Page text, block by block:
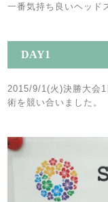
一番気持ち良いヘッド
DAY1
2015/9/1(火)決勝大会
術を競い合いました。